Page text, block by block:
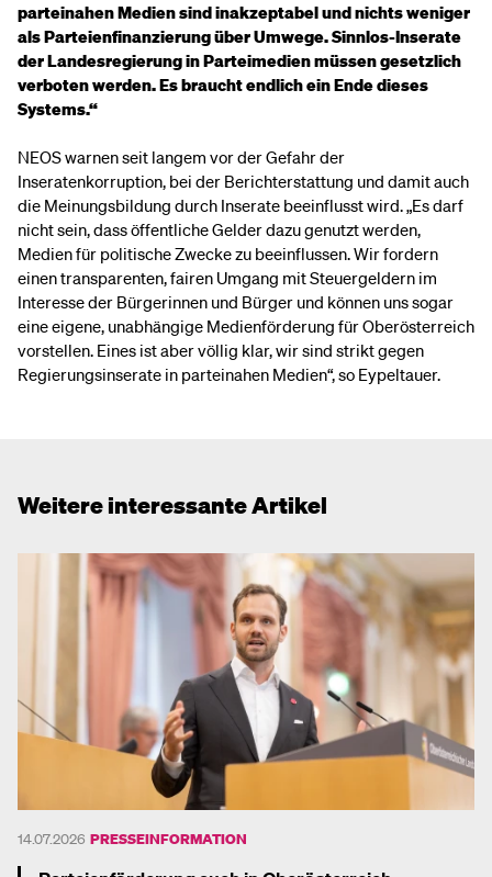
parteinahen Medien sind inakzeptabel und nichts weniger
als Parteienfinanzierung über Umwege. Sinnlos-Inserate
der Landesregierung in Parteimedien müssen gesetzlich
verboten werden. Es braucht endlich ein Ende dieses
Systems.“
NEOS warnen seit langem vor der Gefahr der
Inseratenkorruption, bei der Berichterstattung und damit auch
die Meinungsbildung durch Inserate beeinflusst wird. „Es darf
nicht sein, dass öffentliche Gelder dazu genutzt werden,
Medien für politische Zwecke zu beeinflussen. Wir fordern
einen transparenten, fairen Umgang mit Steuergeldern im
Interesse der Bürgerinnen und Bürger und können uns sogar
eine eigene, unabhängige Medienförderung für Oberösterreich
vorstellen. Eines ist aber völlig klar, wir sind strikt gegen
Regierungsinserate in parteinahen Medien“, so Eypeltauer.
Weitere interessante Artikel
14.07.2026 PRESSEINFORMATION